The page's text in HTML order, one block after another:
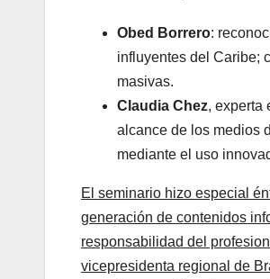
Obed Borrero:
influyentes del Caribe;
masivas.
Claudia Chez, experta
alcance de los medios
mediante el uso
El seminario hizo especial
generación de contenidos
responsabilidad del
vicepresidenta regional de